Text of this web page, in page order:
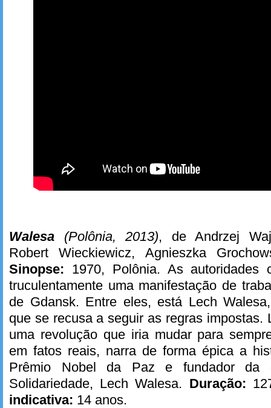
Walesa (Polônia, 2013), de Andrzej
Robert Wieckiewicz, Agnieszka
Sinopse: 1970, Polônia. As autoridades
truculentamente uma manifestação de
de Gdansk. Entre eles, está Lech
que se recusa a seguir as regras impostas.
uma revolução que iria mudar para
em fatos reais, narra de forma épica a
Prêmio Nobel da Paz e fundador da
Solidariedade, Lech Walesa. Duração:
indicativa: 14 anos.